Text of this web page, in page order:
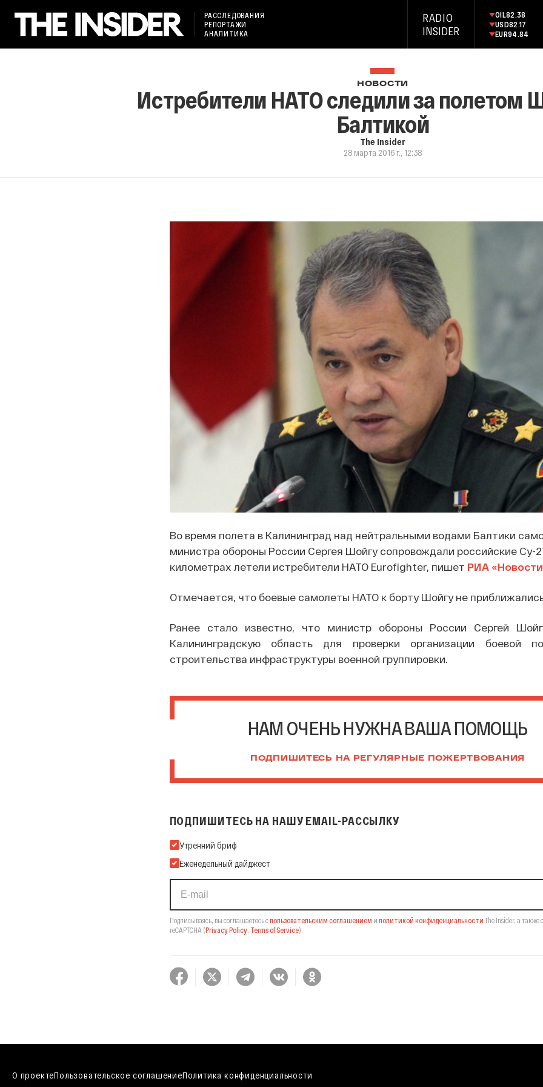
РАССЛЕДОВАНИЯ
РЕПОРТАЖИ
АНАЛИТИКА
RADIO
INSIDER
OIL82.38
USD82.17
EUR94.84
НОВОСТИ
Истребители НАТО следили за полетом
Балтикой
The Insider
28 марта 2016 г., 12:38
Во время полета в Калининград над нейтральными водами Балтики
министра обороны России Сергея Шойгу сопровождали российские Су-
километрах летели истребители НАТО Eurofighter, пишет РИА
Отмечается, что боевые самолеты НАТО к борту Шойгу не
Ранее стало известно, что министр обороны России Сергей
Калининградскую область для проверки организации боевой
строительства инфраструктуры военной группировки.
НАМ ОЧЕНЬ НУЖНА ВАША ПОМОЩЬ
ПОДПИШИТЕСЬ НА РЕГУЛЯРНЫЕ ПОЖЕРТВОВАНИЯ
ПОДПИШИТЕСЬ НА НАШУ EMAIL-РАССЫЛКУ
Подпишитесь на нашу Email-рассылку
Утренний бриф
Еженедельный дайджест
Подписываясь, вы соглашаетесь спользовательским соглашением и политикой конфиденциальности The Insider, а также
reCAPTCHA (Privacy Policy, Terms of Service).
О проектеПользовательское соглашениеПолитика конфиденциальности